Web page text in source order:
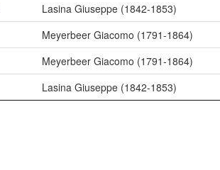
Lasina Giuseppe (1842-1853)
Meyerbeer Giacomo (1791-1864)
Meyerbeer Giacomo (1791-1864)
Lasina Giuseppe (1842-1853)